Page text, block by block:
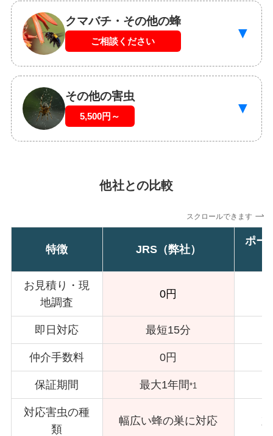
クマバチ・その他の蜂
ご相談ください ▼
その他の害虫
5,500円～ ▼
他社との比較
スクロールできます
特徴 JRS（弊社）
ポー
お見積り・現
地調査
0円
即日対応 最短15分
仲介手数料 0円
保証期間 最大1年間*1
対応害虫の種
類
幅広い蜂の巣に対応